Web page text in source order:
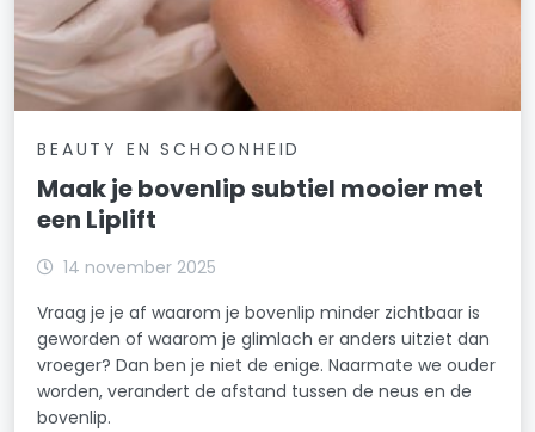
BEAUTY EN SCHOONHEID
Maak je bovenlip subtiel mooier met
een Liplift
14 november 2025
Vraag je je af waarom je bovenlip minder zichtbaar is
geworden of waarom je glimlach er anders uitziet dan
vroeger? Dan ben je niet de enige. Naarmate we ouder
worden, verandert de afstand tussen de neus en de
bovenlip.